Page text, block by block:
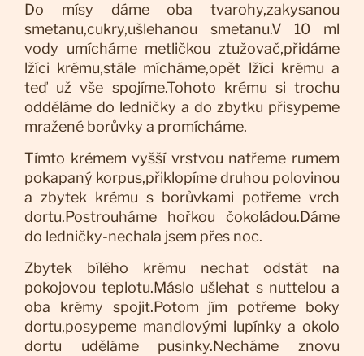
Do mísy dáme oba tvarohy,zakysanou
smetanu,cukry,ušlehanou smetanu.V 10 ml
vody umícháme metličkou ztužovač,přidáme
lžíci krému,stále mícháme,opět lžíci krému a
teď už vše spojíme.Tohoto krému si trochu
odděláme do ledničky a do zbytku přisypeme
mražené borůvky a promícháme.
Tímto krémem vyšší vrstvou natřeme rumem
pokapaný korpus,přiklopíme druhou polovinou
a zbytek krému s borůvkami potřeme vrch
dortu.Postrouháme hořkou čokoládou.Dáme
do ledničky-nechala jsem přes noc.
Zbytek bílého krému nechat odstát na
pokojovou teplotu.Máslo ušlehat s nuttelou a
oba krémy spojit.Potom jím potřeme boky
dortu,posypeme mandlovými lupínky a okolo
dortu uděláme pusinky.Necháme znovu